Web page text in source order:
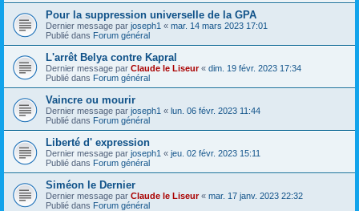
Pour la suppression universelle de la GPA
Dernier message par joseph1 « mar. 14 mars 2023 17:01
Publié dans Forum général
L'arrêt Belya contre Kapral
Dernier message par Claude le Liseur« dim. 19 févr. 2023 17:34
Publié dans Forum général
Vaincre ou mourir
Dernier message par joseph1 « lun. 06 févr. 2023 11:44
Publié dans Forum général
Liberté d' expression
Dernier message par joseph1 « jeu. 02 févr. 2023 15:11
Publié dans Forum général
Siméon le Dernier
Dernier message par Claude le Liseur« mar. 17 janv. 2023 22:32
Publié dans Forum général